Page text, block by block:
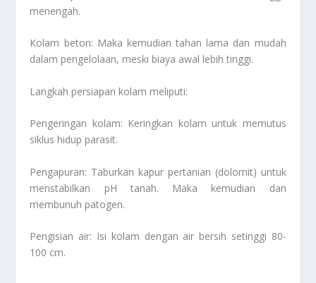
menengah.
Kolam beton: Maka kemudian tahan lama dan mudah
dalam pengelolaan, meski biaya awal lebih tinggi.
Langkah persiapan kolam meliputi:
Pengeringan kolam: Keringkan kolam untuk memutus
siklus hidup parasit.
Pengapuran: Taburkan kapur pertanian (dolomit) untuk
menstabilkan pH tanah. Maka kemudian dan
membunuh patogen.
Pengisian air: Isi kolam dengan air bersih setinggi 80-
100 cm.